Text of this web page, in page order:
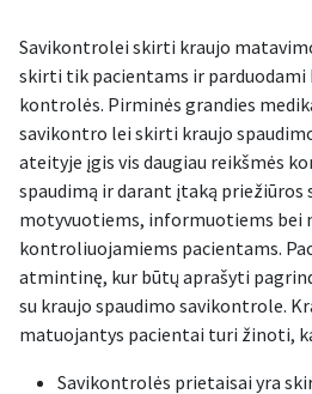
Savikontrolei skirti kraujo
skirti tik pacientams ir parduodami
kontrolės. Pirminės grandies
savikontro lei skirti kraujo
ateityje įgis vis daugiau reikšmės
spaudimą ir darant įtaką
motyvuotiems, informuotiems bei
kontroliuojamiems pacientams.
atmintinę, kur būtų aprašyti
su kraujo spaudimo savikontrole.
matuojantys pacientai turi žinoti,
Savikontrolės prietaisai yra